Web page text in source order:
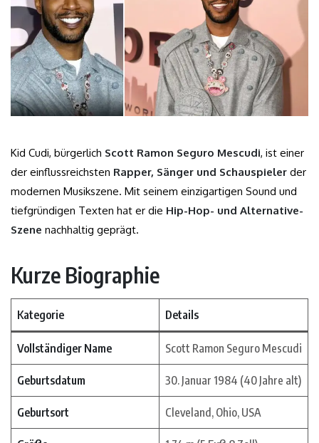
Kid Cudi, bürgerlich Scott Ramon Seguro Mescudi, ist einer
der einflussreichsten Rapper, Sänger und Schauspieler der
modernen Musikszene. Mit seinem einzigartigen Sound und
tiefgründigen Texten hat er die Hip-Hop- und Alternative-
Szene nachhaltig geprägt.
Kurze Biographie
Kategorie Details
Vollständiger Name Scott Ramon Seguro Mescudi
Geburtsdatum 30. Januar 1984 (40 Jahre alt)
Geburtsort Cleveland, Ohio, USA